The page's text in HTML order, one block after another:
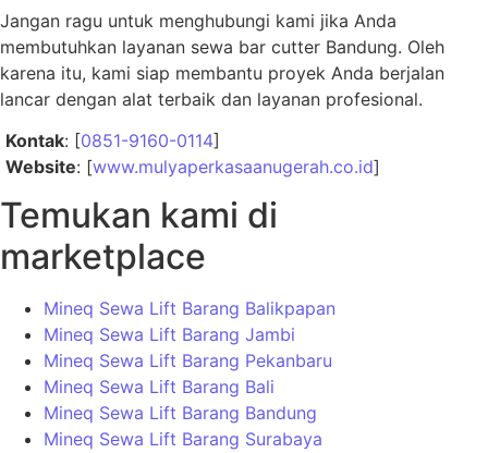
Jangan ragu untuk menghubungi kami jika Anda
membutuhkan layanan sewa bar cutter Bandung. Oleh
karena itu, kami siap membantu proyek Anda berjalan
lancar dengan alat terbaik dan layanan profesional.
Kontak: [0851-9160-0114]
Website: [www.mulyaperkasaanugerah.co.id]
Temukan kami di
marketplace
Mineq Sewa Lift Barang Balikpapan
Mineq Sewa Lift Barang Jambi
Mineq Sewa Lift Barang Pekanbaru
Mineq Sewa Lift Barang Bali
Mineq Sewa Lift Barang Bandung
Mineq Sewa Lift Barang Surabaya